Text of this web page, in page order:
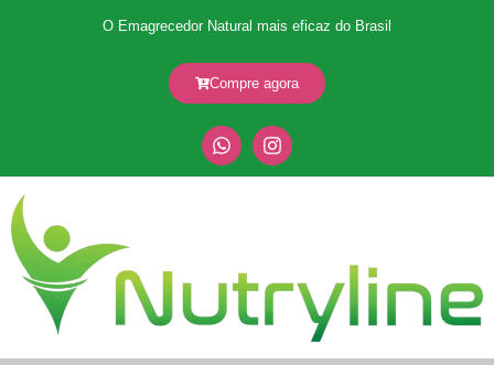
O Emagrecedor Natural mais eficaz do Brasil
Compre agora